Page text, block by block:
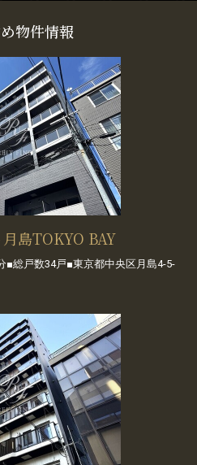
物件情報
島TOKYO BAY
■総戸数34戸■東京都中央区月島4-5-